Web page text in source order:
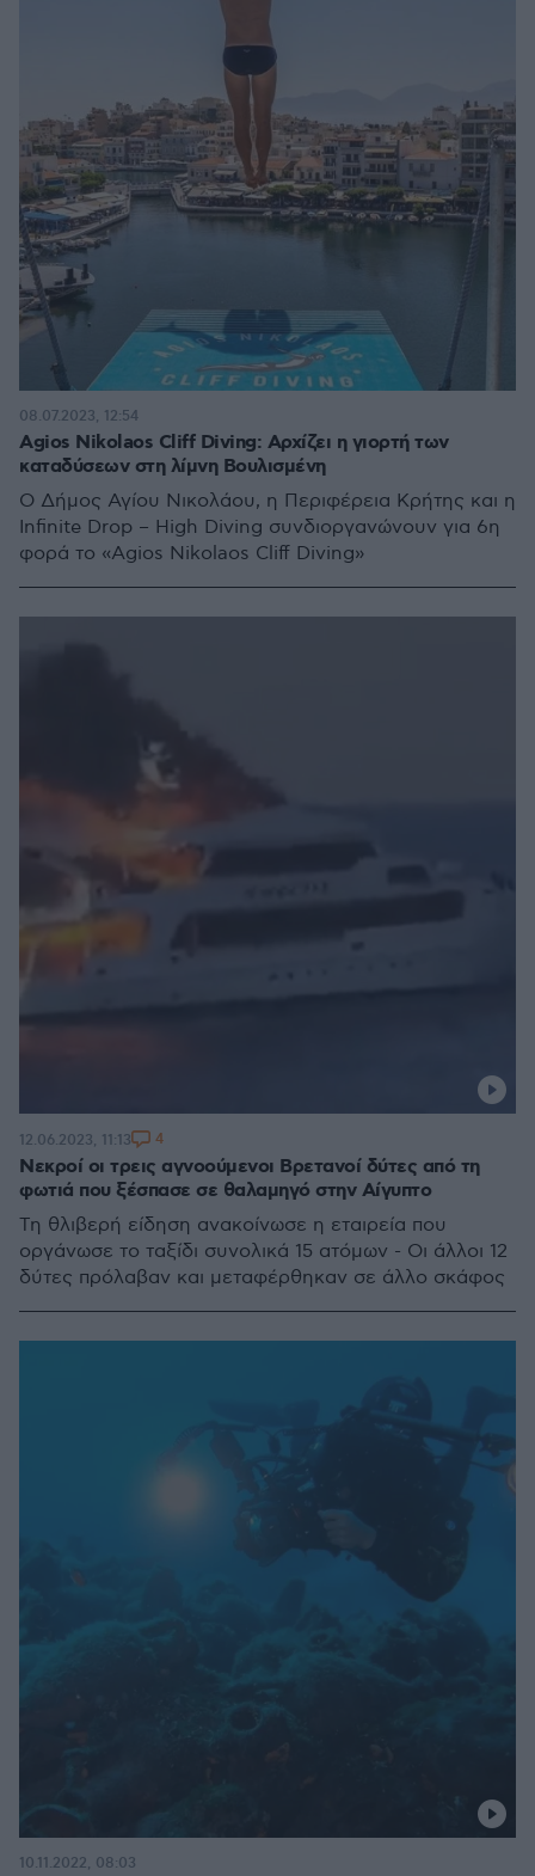
Agios Nikolaos Cliff Diving: Αρχίζει η γιορτή των
καταδύσεων στη λίμνη Βουλισμένη
O Δήμος Αγίου Νικολάου, η Περιφέρεια Κρήτης και η
Infinite Drop – High Diving συνδιοργανώνουν για 6η
φορά το «Agios Nikolaos Cliff Diving»
08.07.2023, 12:54
Νεκροί οι τρεις αγνοούμενοι Βρετανοί δύτες από τη
φωτιά που ξέσπασε σε θαλαμηγό στην Αίγυπτο
Τη θλιβερή είδηση ανακοίνωσε η εταιρεία που
οργάνωσε το ταξίδι συνολικά 15 ατόμων - Οι άλλοι 12
δύτες πρόλαβαν και μεταφέρθηκαν σε άλλο σκάφος
12.06.2023, 11:13 4
10.11.2022, 08:03